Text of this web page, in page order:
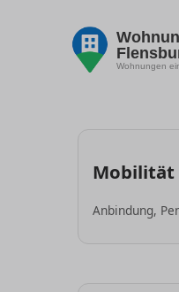
Wohnungen
Mobilität
Anbindung,